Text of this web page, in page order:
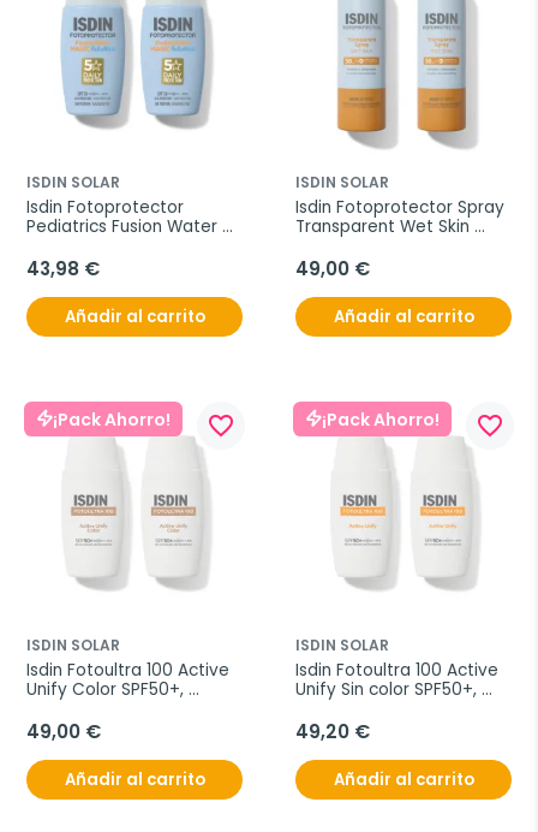
ISDIN SOLAR
Isdin Fotoprotector
Pediatrics Fusion Water
ml
43,98 €
Añadir al carrito
ISDIN SOLAR
Isdin Fotoprotector Spray
Transparent Wet Skin
250 ml
49,00 €
Añadir al carrito
¡Pack Ahorro! favorite_border
ISDIN SOLAR
Isdin Fotoultra 100 Active
Unify Color SPF50+,
49,00 €
Añadir al carrito
¡Pack Ahorro! favorite_border
ISDIN SOLAR
Isdin Fotoultra 100 Active
Unify Sin color SPF50+,
49,20 €
Añadir al carrito